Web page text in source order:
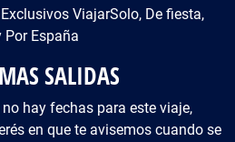
ViajarSolo, De fiesta,
Por España
SALIDAS
hay fechas para este viaje,
en que te avisemos cuando se